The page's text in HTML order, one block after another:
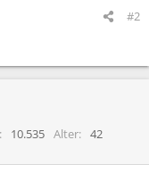
#2
10.535 Alter
42